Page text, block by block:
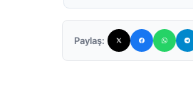
Paylaş: